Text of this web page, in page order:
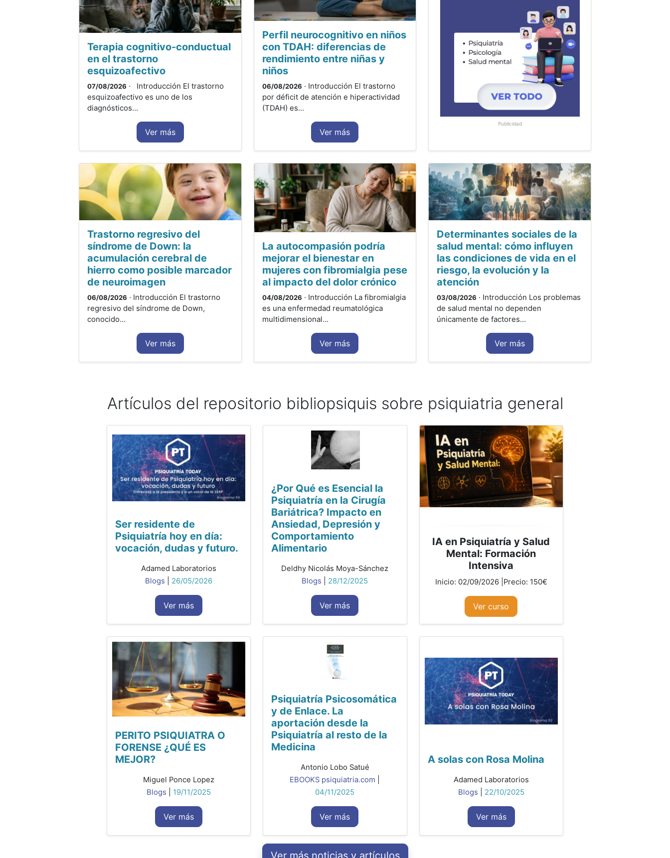
Terapia cognitivo-conductual
en el trastorno
esquizoafectivo
07/08/2026 · Introducción El trastorno
esquizoafectivo es uno de los
diagnósticos...
Ver más
Perfil neurocognitivo en niños
con TDAH: diferencias de
rendimiento entre niñas y
niños
06/08/2026 · Introducción El trastorno
por déficit de atención e hiperactividad
(TDAH) es...
Ver más
Publicidad
Trastorno regresivo del
síndrome de Down: la
acumulación cerebral de
hierro como posible marcador
de neuroimagen
06/08/2026 · Introducción El trastorno
regresivo del síndrome de Down,
conocido...
Ver más
La autocompasión podría
mejorar el bienestar en
mujeres con fibromialgia pese
al impacto del dolor crónico
04/08/2026 · Introducción La fibromialgia
es una enfermedad reumatológica
multidimensional...
Ver más
Determinantes sociales de la
salud mental: cómo influyen
las condiciones de vida en el
riesgo, la evolución y la
atención
03/08/2026 · Introducción Los problemas
de salud mental no dependen
únicamente de factores...
Ver más
Artículos del repositorio bibliopsiquis sobre psiquiatria general
Ser residente de
Psiquiatría hoy en día:
vocación, dudas y futuro.
Adamed Laboratorios
Blogs
26/05/2026
Ver más
¿Por Qué es Esencial la
Psiquiatría en la Cirugía
Bariátrica? Impacto en
Ansiedad, Depresión y
Comportamiento
Alimentario
Deldhy Nicolás Moya-Sánchez
Blogs
28/12/2025
Ver más
IA en Psiquiatría y Salud
Mental: Formación
Intensiva
Inicio: 02/09/2026 |Precio: 150€
Ver curso
PERITO PSIQUIATRA O
FORENSE ¿QUÉ ES
MEJOR?
Miguel Ponce Lopez
Blogs
19/11/2025
Ver más
Psiquiatría Psicosomática
y de Enlace. La
aportación desde la
Psiquiatría al resto de la
Medicina
Antonio Lobo Satué
EBOOKS psiquiatria.com
04/11/2025
Ver más
A solas con Rosa Molina
Adamed Laboratorios
Blogs
22/10/2025
Ver más
Ver más noticias y artículos